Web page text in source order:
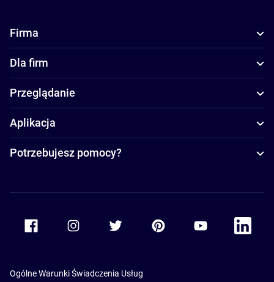
Firma
Dla firm
Przeglądanie
Aplikacja
Potrzebujesz pomocy?
Accor Facebook Accor TwitterAccor PinterestAccor Youtube
Accor
Ogólne Warunki Świadczenia Usług